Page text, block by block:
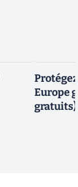
Europe
gratuits)